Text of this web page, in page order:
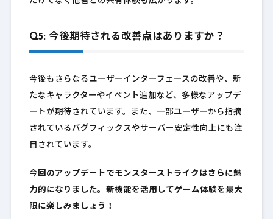
Q5: 今後期待される改善点はありますか？
今後もさらなるユーザーインターフェースの改善や、新
たなキャラクターやイベント追加など、多様なアップデ
ートが期待されています。また、一部ユーザーから指摘
されているバグフィックスやサーバー安定性向上にも注
目されています。
今回のアップデートでモンスターストライクはさらに魅
力的になりました。新機能を活用してゲーム体験を最大
限に楽しみましょう！